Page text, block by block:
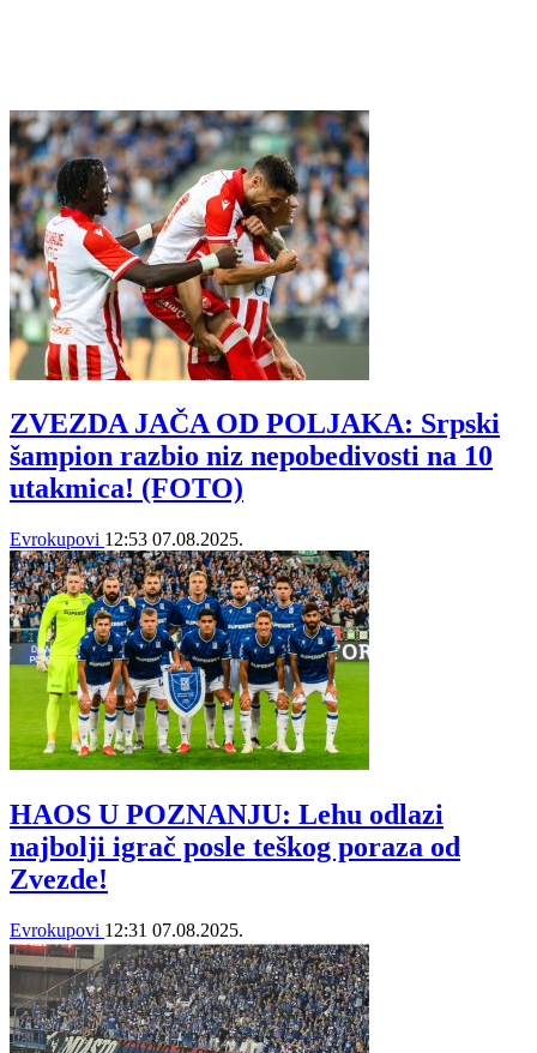
ZVEZDA JAČA OD POLJAKA: Srpski
šampion razbio niz nepobedivosti na 10
utakmica! (FOTO)
Evrokupovi 12:53 07.08.2025.
HAOS U POZNANJU: Lehu odlazi
najbolji igrač posle teškog poraza od
Zvezde!
Evrokupovi 12:31 07.08.2025.